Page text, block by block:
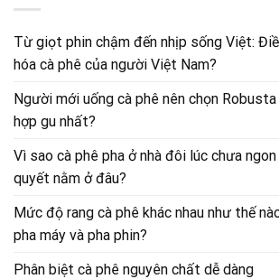
Từ giọt phin chậm đến nhịp sống Việt:
hóa cà phê của người Việt Nam?
Người mới uống cà phê nên chọn
hợp gu nhất?
Vì sao cà phê pha ở nhà đôi lúc chưa
quyết nằm ở đâu?
Mức độ rang cà phê khác nhau như thế
pha máy và pha phin?
Phân biệt cà phê nguyên chất dễ dàng